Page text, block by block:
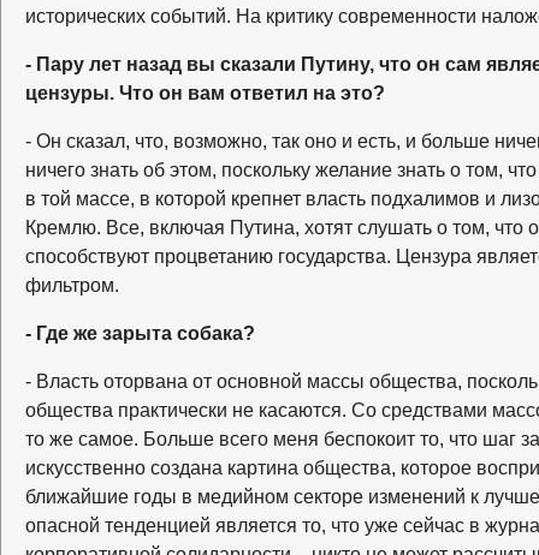
исторических событий. На критику современности
- Пару лет назад вы сказали Путину, что он сам
цензуры. Что он вам ответил на это?
- Он сказал, что, возможно, так оно и есть, и больше
ничего знать об этом, поскольку желание знать о том,
в той массе, в которой крепнет власть подхалимов и
Кремлю. Все, включая Путина, хотят слушать о том, что
способствуют процветанию государства. Цензура
фильтром.
- Где же зарыта собака?
- Власть оторвана от основной массы общества,
общества практически не касаются. Со средствами
то же самое. Больше всего меня беспокоит то, что шаг
искусственно создана картина общества, которое
ближайшие годы в медийном секторе изменений к
опасной тенденцией является то, что уже сейчас в